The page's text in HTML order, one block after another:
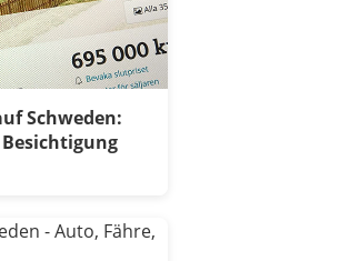
Schweden: